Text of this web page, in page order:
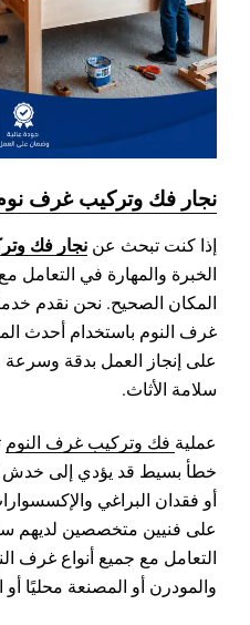
نجار فك وتركيب غرف
إذا كنت تبحث عن نجار فك
الخبرة والمهارة في التعامل
المكان الصحيح. نحن نقدم
غرف النوم باستخدام أحدث
على إنجاز العمل بدقة
سلامة الأثاث.
عملية فك وتركيب غرف النوم
خطأ بسيط قد يؤدي إلى
أو فقدان البراغي
على فنيين متخصصين لديهم
التعامل مع جميع أنواع غرف
والمودرن أو المصنعة محليًا أو